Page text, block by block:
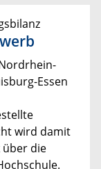
Essen
wird damit
die